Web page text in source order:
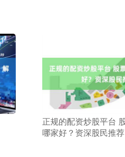
正规的配资炒股平台
哪家好？资深股民推荐